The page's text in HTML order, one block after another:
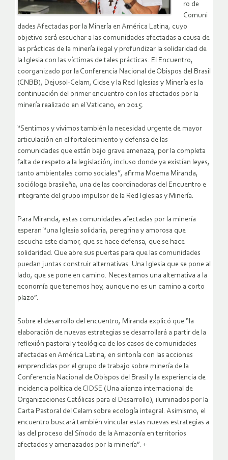
ro de
Comuni
dades Afectadas por la Minería en América Latina, cuyo
objetivo será escuchar a las comunidades afectadas a causa de
las prácticas de la minería ilegal y profundizar la solidaridad de
la Iglesia con las víctimas de tales prácticas. El Encuentro,
coorganizado por la Conferencia Nacional de Obispos del Brasil
(CNBB), Dejusol-Celam, Cidse y la Red Iglesias y Minería es la
continuación del primer encuentro con los afectados por la
minería realizado en el Vaticano, en 2015.
“Sentimos y vivimos también la necesidad urgente de mayor
articulación en el fortalecimiento y defensa de las
comunidades que están bajo grave amenaza, por la completa
falta de respeto a la legislación, incluso donde ya existían leyes,
tanto ambientales como sociales”, afirma Moema Miranda,
socióloga brasileña, una de las coordinadoras del Encuentro e
integrante del grupo impulsor de la Red Iglesias y Minería.
Para Miranda, estas comunidades afectadas por la minería
esperan “una Iglesia solidaria, peregrina y amorosa que
escucha este clamor, que se hace defensa, que se hace
solidaridad. Que abre sus puertas para que las comunidades
puedan juntas construir alternativas. Una Iglesia que se pone al
lado, que se pone en camino. Necesitamos una alternativa a la
economía que tenemos hoy, aunque no es un camino a corto
plazo”.
Sobre el desarrollo del encuentro, Miranda explicó que “la
elaboración de nuevas estrategias se desarrollará a partir de la
reflexión pastoral y teológica de los casos de comunidades
afectadas en América Latina, en sintonía con las acciones
emprendidas por el grupo de trabajo sobre minería de la
Conferencia Nacional de Obispos del Brasil y la experiencia de
incidencia política de CIDSE (Una alianza internacional de
Organizaciones Católicas para el Desarrollo), iluminados por la
Carta Pastoral del Celam sobre ecología integral. Asimismo, el
encuentro buscará también vincular estas nuevas estrategias a
las del proceso del Sínodo de la Amazonía en territorios
afectados y amenazados por la minería”. +